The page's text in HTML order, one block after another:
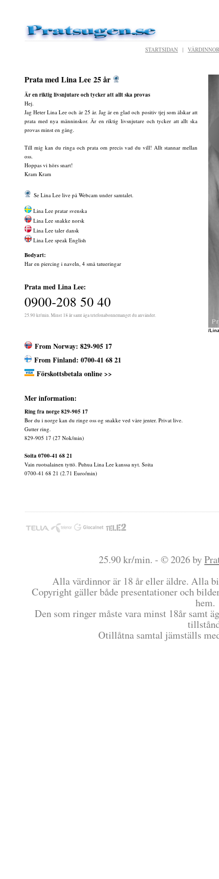
STARTSIDAN | VÄRDINNOR
Prata med Lina Lee 25 år
Är en riktig livsnjutare och tycker att allt ska provas
Hej.
Jag Heter Lina Lee och är 25 år. Jag är en glad och positiv tjej som älskar att
prata med nya männinskor. Är en riktig livsnjutare och tycker att allt ska
provas minst en gång.
Till mig kan du ringa och prata om precis vad du vill! Allt stannar mellan
oss.
Hoppas vi hörs snart!
Kram Kram
Se Lina Lee live på Webcam under samtalet.
Lina Lee pratar svenska
Lina Lee snakke norsk
Lina Lee taler dansk
Lina Lee speak English
Bodyart:
Har en piercing i naveln, 4 små tatueringar
Prata med Lina Lee:
0900-208 50 40
25.90 kr/min. Minst 18 år samt äga telefonabonnemanget du använder.
From Norway: 829-905 17
From Finland: 0700-41 68 21
Förskottsbetala online >>
Mer information:
Ring fra norge 829-905 17
Bor du i norge kan du ringe oss og snakke ved våre jenter. Privat live.
Gutter ring.
829-905 17 (27 Nok/min)
Soita 0700-41 68 21
Vain ruotsalainen tyttö. Puhua Lina Lee kanssa nyt. Soita
0700-41 68 21 (2.71 Euro/min)
/
25.90 kr/min. - © 2026 by
Alla värdinnor är 18 år eller äldre. Alla
Copyright gäller både presentationer och
hem.
Den som ringer måste vara minst 18år samt
Otillåtna samtal jämställs